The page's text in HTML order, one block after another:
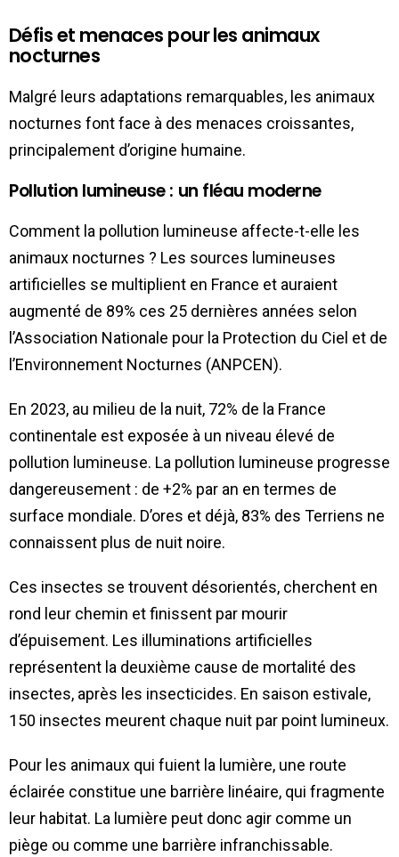
Défis et menaces pour les animaux
nocturnes
Malgré leurs adaptations remarquables, les animaux
nocturnes font face à des menaces croissantes,
principalement d’origine humaine.
Pollution lumineuse : un fléau moderne
Comment la pollution lumineuse affecte-t-elle les
animaux nocturnes ? Les sources lumineuses
artificielles se multiplient en France et auraient
augmenté de 89% ces 25 dernières années selon
l’Association Nationale pour la Protection du Ciel et de
l’Environnement Nocturnes (ANPCEN).
En 2023, au milieu de la nuit, 72% de la France
continentale est exposée à un niveau élevé de
pollution lumineuse. La pollution lumineuse progresse
dangereusement : de +2% par an en termes de
surface mondiale. D’ores et déjà, 83% des Terriens ne
connaissent plus de nuit noire.
Ces insectes se trouvent désorientés, cherchent en
rond leur chemin et finissent par mourir
d’épuisement. Les illuminations artificielles
représentent la deuxième cause de mortalité des
insectes, après les insecticides. En saison estivale,
150 insectes meurent chaque nuit par point lumineux.
Pour les animaux qui fuient la lumière, une route
éclairée constitue une barrière linéaire, qui fragmente
leur habitat. La lumière peut donc agir comme un
piège ou comme une barrière infranchissable.